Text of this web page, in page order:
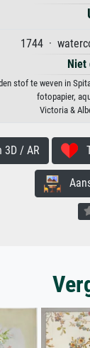
1744 ·
Niet
stof te weven in
fotopapier,
Victoria &
/ AR